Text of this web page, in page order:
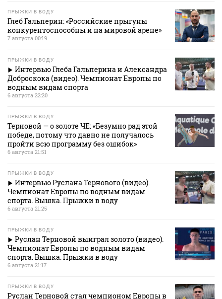
ПРЫЖКИ В ВОДУ
Глеб Гальперин: «Российские прыгуны
конкурентоспособны и на мировой арене»
7 августа 00:19
ПРЫЖКИ В ВОДУ
Интервью Глеба Гальперина и Александра
Доброскока (видео). Чемпионат Европы по
водным видам спорта
6 августа 22:20
ПРЫЖКИ В ВОДУ
Терновой — о золоте ЧЕ: «Безумно рад этой
победе, потому что давно не получалось
пройти всю программу без ошибок»
6 августа 21:51
ПРЫЖКИ В ВОДУ
Интервью Руслана Тернового (видео).
Чемпионат Европы по водным видам
спорта. Вышка. Прыжки в воду
6 августа 21:25
ПРЫЖКИ В ВОДУ
Руслан Терновой выиграл золото (видео).
Чемпионат Европы по водным видам
спорта. Вышка. Прыжки в воду
6 августа 21:17
ПРЫЖКИ В ВОДУ
Руслан Терновой стал чемпионом Европы в